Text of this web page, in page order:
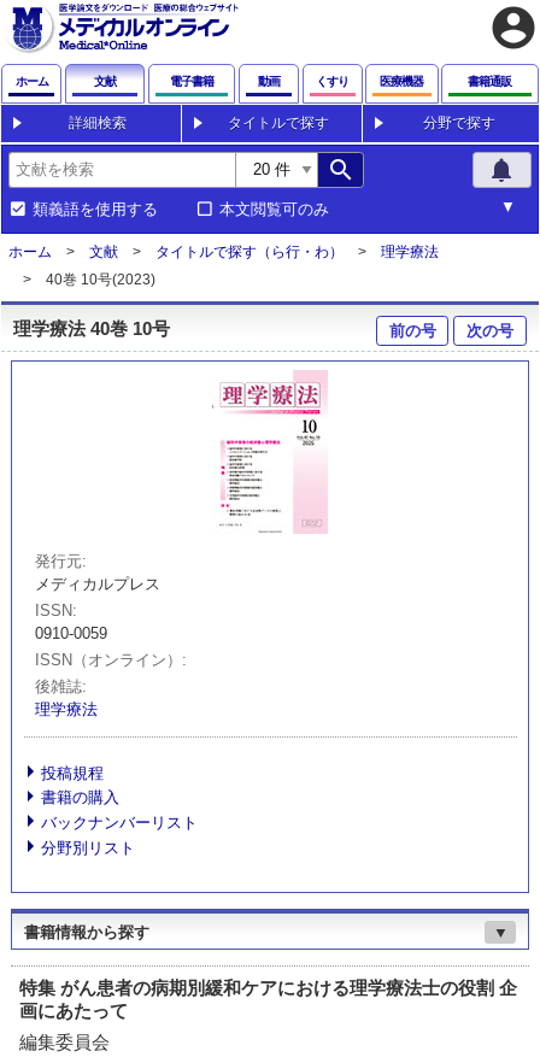
account_circle
ホーム 文献 電子書籍 動画 くすり 医療機器 書籍通販
詳細検索 タイトルで探す 分野で探す
search notifications
類義語を使用する 本文閲覧可のみ
ホーム 文献 タイトルで探す（ら行・わ）
理学療法
40巻 10号(2023)
理学療法 40巻 10号 前の号 次の号
発行元
メディカルプレス
ISSN
0910-0059
ISSN（オンライン）
後雑誌
理学療法
投稿規程
書籍の購入
バックナンバーリスト
分野別リスト
書籍情報から探す ▼
特集 がん患者の病期別緩和ケアにおける理学療法士の役割 企
画にあたって
編集委員会